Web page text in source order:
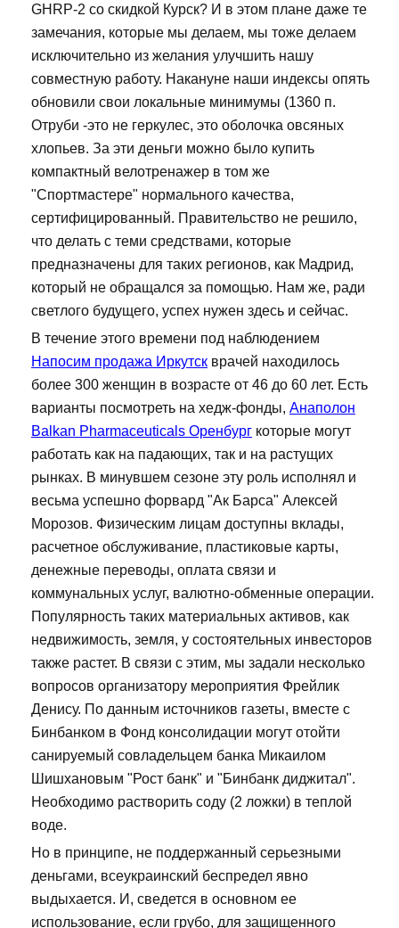
GHRP-2 со скидкой Курск? И в этом плане даже те
замечания, которые мы делаем, мы тоже делаем
исключительно из желания улучшить нашу
совместную работу. Накануне наши индексы опять
обновили свои локальные минимумы (1360 п.
Отруби -это не геркулес, это оболочка овсяных
хлопьев. За эти деньги можно было купить
компактный велотренажер в том же
"Спортмастере" нормального качества,
сертифицированный. Правительство не решило,
что делать с теми средствами, которые
предназначены для таких регионов, как Мадрид,
который не обращался за помощью. Нам же, ради
светлого будущего, успех нужен здесь и сейчас.
В течение этого времени под наблюдением
Напосим продажа Иркутск врачей находилось
более 300 женщин в возрасте от 46 до 60 лет. Есть
варианты посмотреть на хедж-фонды, Анаполон
Balkan Pharmaceuticals Оренбург которые могут
работать как на падающих, так и на растущих
рынках. В минувшем сезоне эту роль исполнял и
весьма успешно форвард "Ак Барса" Алексей
Морозов. Физическим лицам доступны вклады,
расчетное обслуживание, пластиковые карты,
денежные переводы, оплата связи и
коммунальных услуг, валютно-обменные операции.
Популярность таких материальных активов, как
недвижимость, земля, у состоятельных инвесторов
также растет. В связи с этим, мы задали несколько
вопросов организатору мероприятия Фрейлик
Денису. По данным источников газеты, вместе с
Бинбанком в Фонд консолидации могут отойти
санируемый совладельцем банка Микаилом
Шишхановым "Рост банк" и "Бинбанк диджитал".
Необходимо растворить соду (2 ложки) в теплой
воде.
Но в принципе, не поддержанный серьезными
деньгами, всеукраинский беспредел явно
выдыхается. И, сведется в основном ее
использование, если грубо, для защищенного